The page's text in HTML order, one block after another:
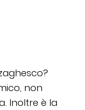
non
Inoltre è la